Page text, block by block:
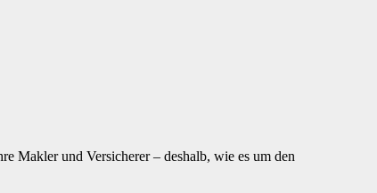
Makler und Versicherer – deshalb, wie es um den